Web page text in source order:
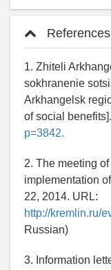
References
1. Zhiteli
sokhranenie
Arkhangelsk
of social
p=3842.
2. The meeting
implementation
22, 2014. URL:
http://kremlin.ru/
Russian)
3. Information